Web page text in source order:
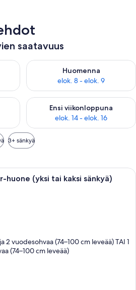
saatavuus
elok. 7 - elok. 8
Huomenna
elok. 8 - elok. 9
Tarkista huomisen saatavuus
saatavuus elok. 7 - elok. 9
Ensi viikonloppuna
elok. 14 - elok. 16
Tarkista ensi viikonlopun
3+ sänkyä
Tallelokero huoneessa,
huone (yksi tai kaksi sänkyä)
2 vuodesohvaa (74–100 cm leveää) TAI 1
(74–100 cm leveää)